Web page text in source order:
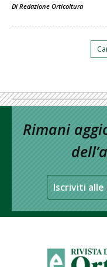
Di Redazione Orticoltura
Rimani
Iscriviti